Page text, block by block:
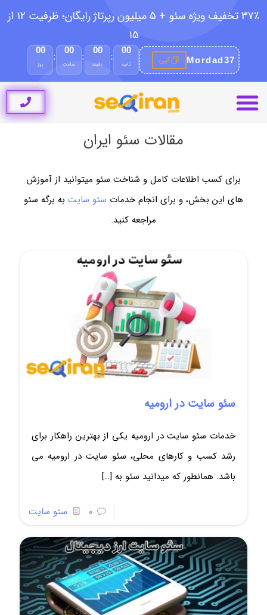
37٪ تخفیف ویژه سئو + 5 میلیون رپرتاژ رایگان؛ ظرفیت 12 از
15
Mordad37 کپی
00
روز
:
00
ساعت
:
00
دقیقه
:
00
ثانیه
مقالات سئو ایران
برای کسب اطلاعات کامل و شناخت سئو میتوانید از آموزش
های این بخش، و برای انجام خدمات سئو سایت به برگه سئو
مراجعه کنید.
سئو سایت در ارومیه
خدمات سئو سایت در ارومیه یکی از بهترین راهکار برای
رشد کسب و کارهای محلی، سئو سایت در ارومیه می
باشد. همانطور که میدانید سئو به […]
0 سئو سایت